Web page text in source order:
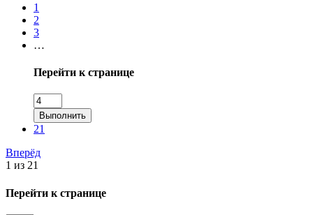
1
2
3
…
Перейти к странице
Выполнить
21
Вперёд
1 из 21
Перейти к странице